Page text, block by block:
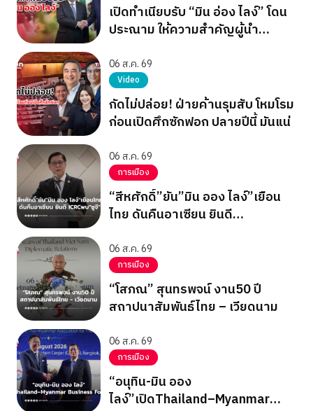
เปิดทำเนียบรับ “มิน อ่อง ไลง์” โดน
ประณาม ให้ความสำคัญผู้นำ
06 ส.ค. 69
Video
กัดไม่ปล่อย! ฝ่ายค้านรุมสับ โหมโรม
ก่อนเปิดศึกซักฟอก ปลายปีนี้ มันแน่
06 ส.ค. 69
การเมือง
“สีหศักดิ์”ยัน”มิน ออง ไลง์”เยือน
ไทย ดันคืนอาเซียน ยินดี
06 ส.ค. 69
การเมือง
“โสภณ” สุนทรพจน์ งาน50 ปี
สถาปนาสัมพันธ์ไทย – เวียดนาม
06 ส.ค. 69
การเมือง
“อนุทิน-มิน ออง
ไลง์”เปิดThailand–Myanmar